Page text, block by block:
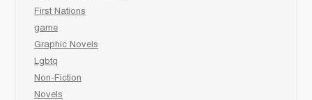
First Nations
game
Graphic Novels
Lgbtq
Non-Fiction
Novels